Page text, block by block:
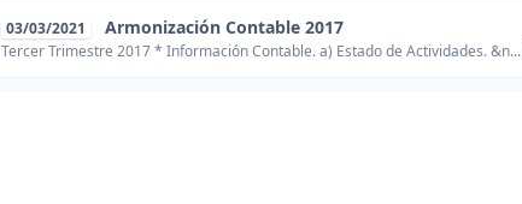
03/03/2021 Armonización Contable 2017
Tercer Trimestre 2017 * Información Contable. a) Estado de Actividades. &n...